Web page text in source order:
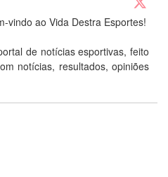
vindo ao Vida Destra Esportes!
de notícias esportivas, feito
notícias, resultados, opiniões